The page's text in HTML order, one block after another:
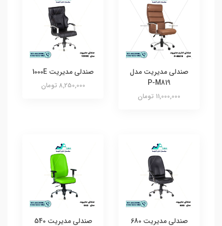
صندلی مدیریت مدل
P-M819
11,000,000 تومان
صندلی مدیریت 1000E
8,250,000 تومان
صندلی مدیریت 680 صندلی مدیریت 540